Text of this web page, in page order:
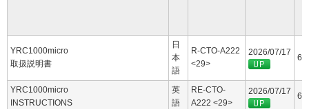
YRC1000micro
取扱説明書
日
本
語
R-CTO-A222
<29>
2026/07/17
YRC1000micro
INSTRUCTIONS
英
語
RE-CTO-
A222 <29>
2026/07/17